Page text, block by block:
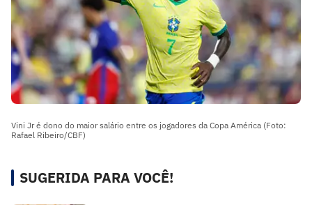
Vini Jr é dono do maior salário entre os jogadores da Copa América (Foto:
Rafael Ribeiro/CBF)
SUGERIDA PARA VOCÊ!